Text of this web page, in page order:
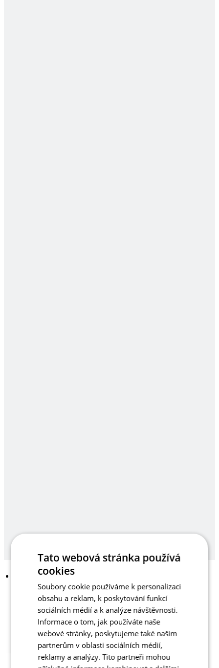
Tato webová stránka používá
cookies
Soubory cookie používáme k personalizaci
obsahu a reklam, k poskytování funkcí
sociálních médií a k analýze návštěvnosti.
Informace o tom, jak používáte naše
webové stránky, poskytujeme také našim
partnerům v oblasti sociálních médií,
reklamy a analýzy. Tito partneři mohou